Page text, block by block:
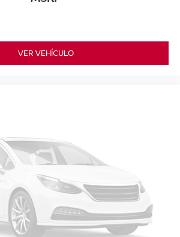
VER VEHÍCULO